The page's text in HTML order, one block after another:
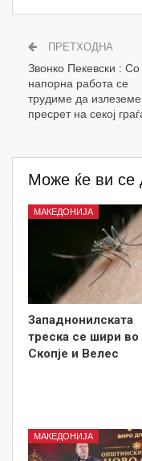
ПРЕТХОДНА
Звонко Пекевски : Со
напорна работа се
трудиме да
пресрет на секој
Може ќе ви се
МАКЕДОНИЈА
Западнонилската
треска се шири во
Скопје и Велес
МАКЕДОНИЈА